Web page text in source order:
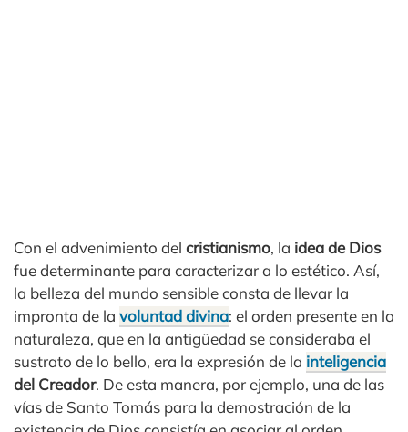
Con el advenimiento del cristianismo, la idea de Dios
fue determinante para caracterizar a lo estético. Así,
la belleza del mundo sensible consta de llevar la
impronta de la voluntad divina: el orden presente en la
naturaleza, que en la antigüedad se consideraba el
sustrato de lo bello, era la expresión de la inteligencia
del Creador. De esta manera, por ejemplo, una de las
vías de Santo Tomás para la demostración de la